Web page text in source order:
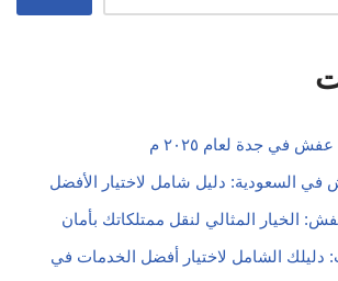
السعودية: دليل شامل لاختيار الأفضل
الخيار المثالي لنقل ممتلكاتك بأمان
دليلك الشامل لاختيار أفضل الخدمات في